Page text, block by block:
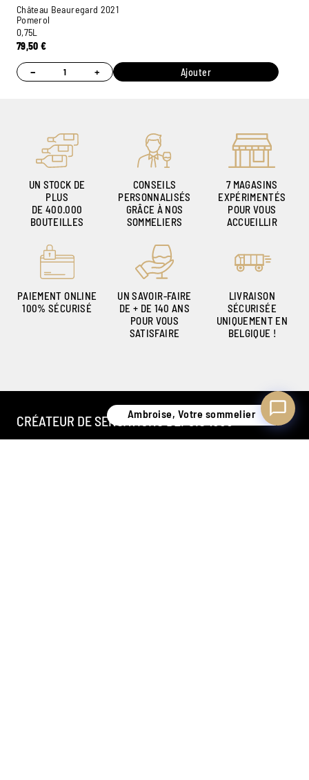
Château Beauregard 2021
Pomerol
0,75L
79,50€
− + Ajouter
UN STOCK DE
PLUS
DE 400.000
BOUTEILLES
CONSEILS
PERSONNALISÉS
GRÂCE À NOS
SOMMELIERS
7 MAGASINS
EXPÉRIMENTÉS
POUR VOUS
ACCUEILLIR
PAIEMENT ONLINE
100% SÉCURISÉ
UN SAVOIR-FAIRE
DE + DE 140 ANS
POUR VOUS
SATISFAIRE
LIVRAISON
SÉCURISÉE
UNIQUEMENT EN
BELGIQUE !
CRÉATEUR DE SENSATIONS DEPUIS 1886
Ambroise, Votre sommelier
Ambroise, Votre sommelier
Disponible pour vous conseiller